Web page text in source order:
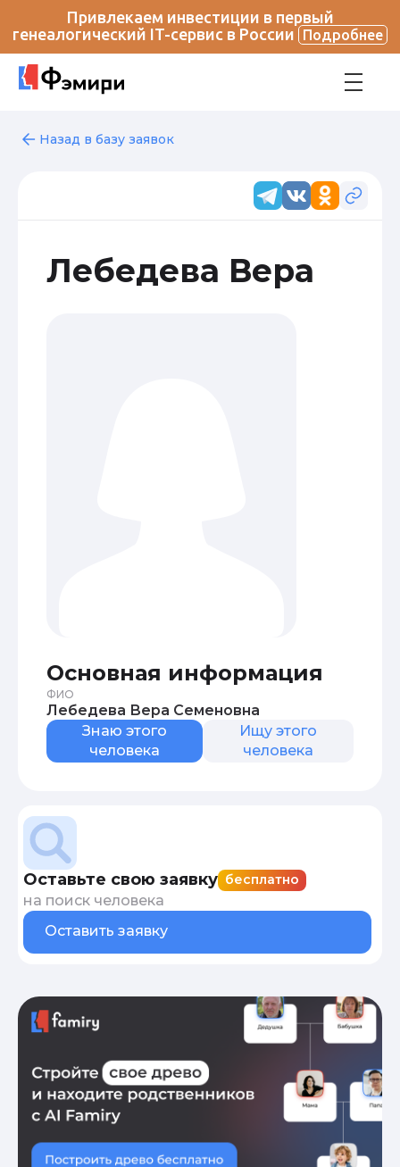
Привлекаем инвестиции в первый
генеалогический IT-сервис в России
Подробнее
Назад в базу заявок
Лебедева Вера
Основная информация
ФИО
Лебедева Вера Семеновна
Знаю этого
человека
Ищу этого
человека
Оставьте свою заявку бесплатно
на поиск человека
Оставить заявку